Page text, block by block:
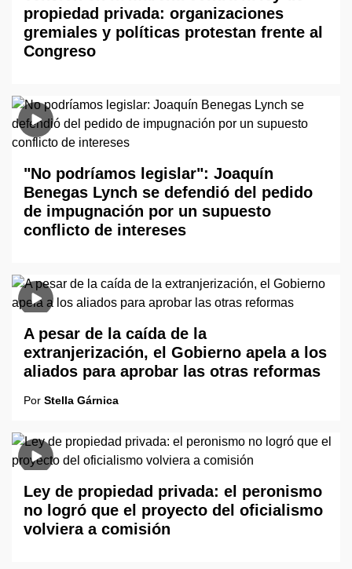
propiedad privada: organizaciones
gremiales y políticas protestan frente al
Congreso
"No podríamos legislar": Joaquín
Benegas Lynch se defendió del pedido
de impugnación por un supuesto
conflicto de intereses
A pesar de la caída de la
extranjerización, el Gobierno apela a los
aliados para aprobar las otras reformas
Por Stella Gárnica
Ley de propiedad privada: el peronismo
no logró que el proyecto del oficialismo
volviera a comisión